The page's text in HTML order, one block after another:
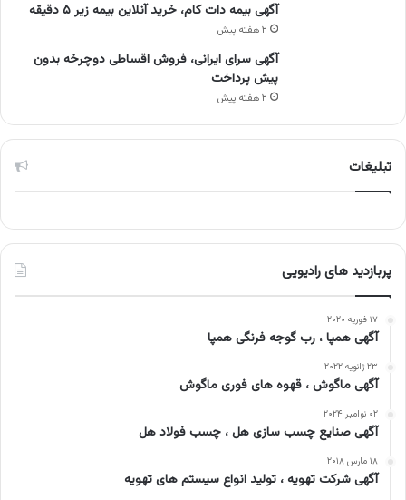
آگهی بیمه دات کام، خرید آنلاین بیمه زیر ۵ دقیقه
۲ هفته پیش
آگهی سرای ایرانی، فروش اقساطی دوچرخه بدون
پیش پرداخت
۲ هفته پیش
تبلیغات
پربازدید های رادیویی
۱۷ فوریه ۲۰۲۰
آگهی همپا ، رب گوجه فرنگی همپا
۲۳ ژانویه ۲۰۲۲
آگهی ماگوش ، قهوه های فوری ماگوش
۰۲ نوامبر ۲۰۲۴
آگهی صنایع چسب سازی هل ، چسب فولاد هل
۱۸ مارس ۲۰۱۸
آگهی شرکت تهویه ، تولید انواع سیستم های تهویه